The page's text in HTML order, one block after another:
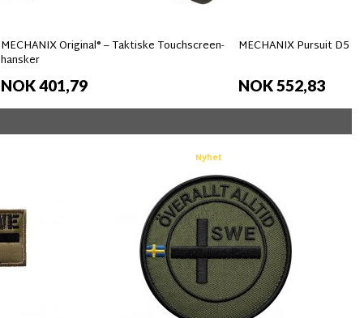
MECHANIX Original® – Taktiske Touchscreen-
hansker
NOK 401,79
MECHANIX Pursuit D5
NOK 552,83
Nyhet